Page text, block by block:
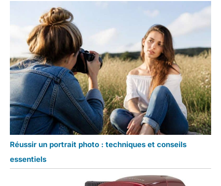
Réussir un portrait photo : techniques et conseils
essentiels